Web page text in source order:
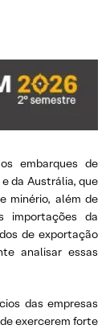
embarques de
da Austrália, que
minério, além de
importações da
de exportação
analisar essas
das empresas
exercerem forte